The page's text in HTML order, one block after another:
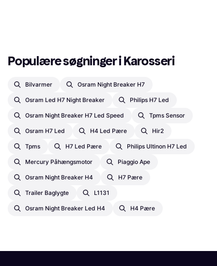
Populære søgninger i Karosseri
Bilvarmer Osram Night Breaker H7
Osram Led H7 Night Breaker Philips H7 Led
Osram Night Breaker H7 Led Speed Tpms Sensor
Osram H7 Led H4 Led Pære Hir2
Tpms H7 Led Pære Philips Ultinon H7 Led
Mercury Påhængsmotor Piaggio Ape
Osram Night Breaker H4 H7 Pære
Trailer Baglygte L1131
Osram Night Breaker Led H4 H4 Pære